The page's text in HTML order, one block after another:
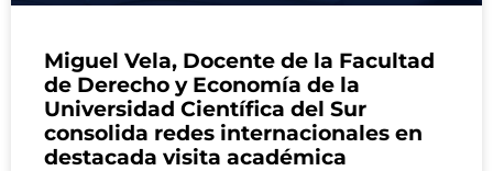
Miguel Vela, Docente de la Facultad
de Derecho y Economía de la
Universidad Científica del Sur
consolida redes internacionales en
destacada visita académica